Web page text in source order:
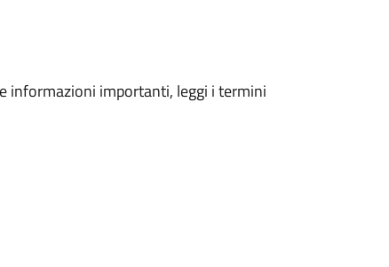
informazioni importanti, leggi i termini